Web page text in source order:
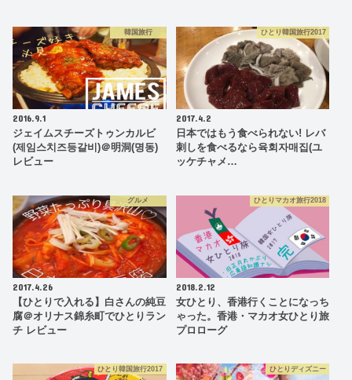
韓国旅行
2016.9.1
ジェイムスチーズトゥンカルビ
(제임스치즈등갈비)＠明洞(명동)
レビュー
ひとり韓国旅行2017
2017.4.2
日本ではもう食べられない! レバ
刺しを食べるなら육회자매집(ユ
ッケチャメ…
グルメ
2017.4.26
【ひとりで入れる】白さんの純豆
腐＠オリナス錦糸町でひとりラン
チ レビュー
ひとりマカオ旅行2018
2018.2.12
女ひとり、香港行くことになっち
ゃった。香港・マカオ女ひとり旅
プロローグ
ひとり韓国旅行2017 ひとりディズニー